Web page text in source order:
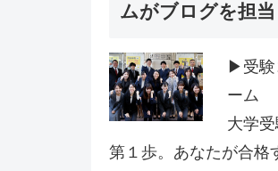
ムがブログを担
▶受験
ーム
大学
第１歩。あなたが合格